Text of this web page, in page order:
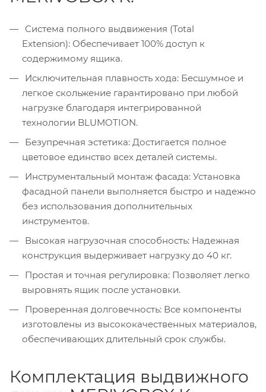
Система полного выдвижения (Total
Extension): Обеспечивает 100% доступ к
содержимому ящика.
Исключительная плавность хода: Бесшумное и
легкое скольжение гарантировано при любой
нагрузке благодаря интегрированной
технологии BLUMOTION.
Безупречная эстетика: Достигается полное
цветовое единство всех деталей системы.
Инструментальный монтаж фасада: Установка
фасадной панели выполняется быстро и надежно
без использования дополнительных
инструментов.
Высокая нагрузочная способность: Надежная
конструкция выдерживает нагрузку до 40 кг.
Простая и точная регулировка: Позволяет легко
выровнять ящик после установки.
Проверенная долговечность: Все компоненты
изготовлены из высококачественных материалов,
обеспечивающих длительный срок службы.
Комплектация выдвижного